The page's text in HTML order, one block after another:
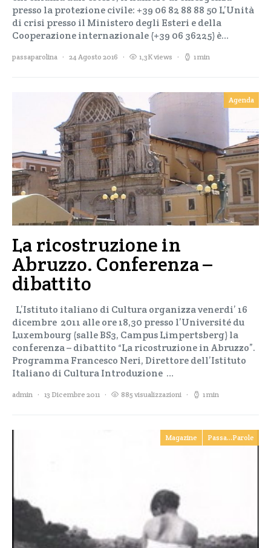
presso la protezione civile: +39 06 82 88 88 50 L’Unità
di crisi presso il Ministero degli Esteri e della
Cooperazione internazionale (+39 06 36225) è…
passaparolina 24 Agosto 2016 1,3K views 1 min
Agenda
La ricostruzione in
Abruzzo. Conferenza –
dibattito
L’Istituto italiano di Cultura organizza venerdi’ 16
dicembre 2011 alle ore 18,30 presso l’Université du
Luxembourg (salle BS3, Campus Limpertsberg) la
conferenza – dibattito “La ricostruzione in Abruzzo”.
Programma Francesco Neri, Direttore dell’Istituto
Italiano di Cultura Introduzione …
admin 13 Dicembre 2011 885 visualizzazioni 1 min
Magazine Passa...Parole